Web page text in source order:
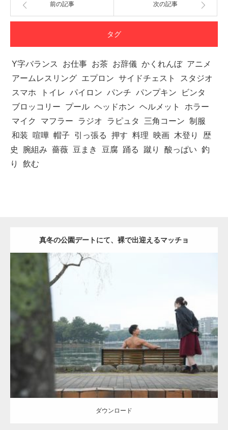
前の記事 次の記事
タグ
Y字バランス お仕事 お茶 お辞儀 かくれんぼ アニメ
アームレスリング エプロン サイドチェスト
スタジオ
スマホ
トイレ パイロン パンチ パンプキン
ビンタ
ブロッコリー
プール ヘッドホン ヘルメット
ホラー
マイク
マフラー ラジオ ラピュタ 三角コーン 制服
和装
喧嘩 帽子 引っ張る 押す 料理 映画 木登り
歴
史
腕組み 薔薇 豆まき 豆腐 踊る 蹴り 酸っぱい 釣
り
飲む
真冬の公園デートにて、裸で出迎えるマッチョ
公園のマッチョ AKIHITO(細マッチョ) 背中
ダウンロード
ダウンロード